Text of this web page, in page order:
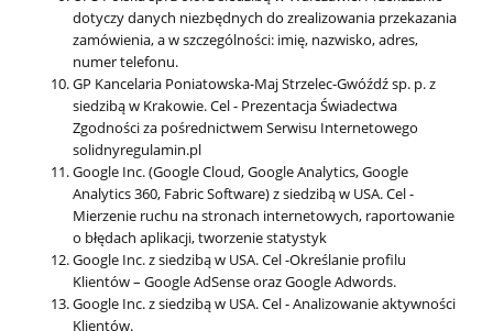
dotyczy danych niezbędnych do zrealizowania przekazania
zamówienia, a w szczególności: imię, nazwisko, adres,
numer telefonu.
GP Kancelaria Poniatowska-Maj Strzelec-Gwóźdź sp. p. z
siedzibą w Krakowie. Cel - Prezentacja Świadectwa
Zgodności za pośrednictwem Serwisu Internetowego
solidnyregulamin.pl
Google Inc. (Google Cloud, Google Analytics, Google
Analytics 360, Fabric Software) z siedzibą w USA. Cel -
Mierzenie ruchu na stronach internetowych, raportowanie
o błędach aplikacji, tworzenie statystyk
Google Inc. z siedzibą w USA. Cel -Określanie profilu
Klientów – Google AdSense oraz Google Adwords.
Google Inc. z siedzibą w USA. Cel - Analizowanie aktywności
Klientów.